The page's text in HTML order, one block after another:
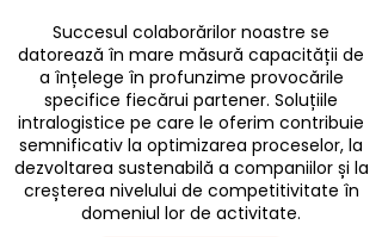
Succesul colaborărilor noastre se
datorează în mare măsură capacității de
a înțelege în profunzime provocările
specifice fiecărui partener. Soluțiile
intralogistice pe care le oferim contribuie
semnificativ la optimizarea proceselor, la
dezvoltarea sustenabilă a companiilor și la
creșterea nivelului de competitivitate în
domeniul lor de activitate.